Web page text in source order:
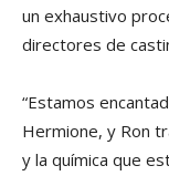
un exhaustivo
directores de
“Estamos
Hermione, y Ron
y la química que